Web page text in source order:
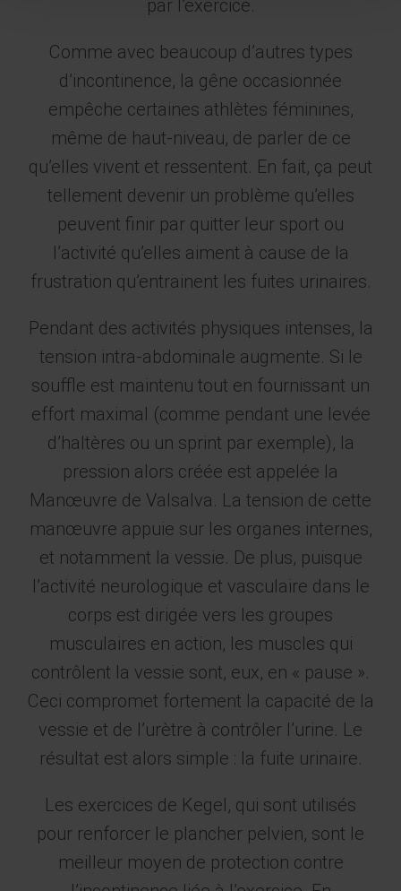
par l’exercice.
Comme avec beaucoup d’autres types
d’incontinence, la gêne occasionnée
empêche certaines athlètes féminines,
même de haut-niveau, de parler de ce
qu’elles vivent et ressentent. En fait, ça peut
tellement devenir un problème qu’elles
peuvent finir par quitter leur sport ou
l’activité qu’elles aiment à cause de la
frustration qu’entrainent les fuites urinaires.
Pendant des activités physiques intenses, la
tension intra-abdominale augmente. Si le
souffle est maintenu tout en fournissant un
effort maximal (comme pendant une levée
d’haltères ou un sprint par exemple), la
pression alors créée est appelée la
Manœuvre de Valsalva. La tension de cette
manœuvre appuie sur les organes internes,
et notamment la vessie. De plus, puisque
l’activité neurologique et vasculaire dans le
corps est dirigée vers les groupes
musculaires en action, les muscles qui
contrôlent la vessie sont, eux, en « pause ».
Ceci compromet fortement la capacité de la
vessie et de l’urètre à contrôler l’urine. Le
résultat est alors simple : la fuite urinaire.
Les exercices de Kegel, qui sont utilisés
pour renforcer le plancher pelvien, sont le
meilleur moyen de protection contre